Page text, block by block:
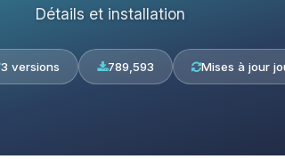
Détails et installation
3 versions 789,593 Mises à jour